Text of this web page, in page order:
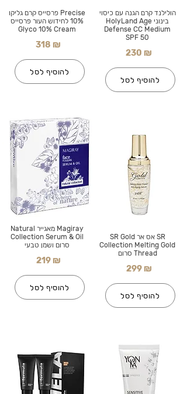
Precise פרסייס קרם גליקו
10% לחידוש העור פרסייס
Glyco 10% Cream
318 ₪
להוסיף לסל
Magiray מאגייר Natural
Collection Serum & Oil
סרום ושמן טבעי
219 ₪
להוסיף לסל
הולילנד קרם הגנה עם כיסוי
בינוני HolyLand Age
Defense CC Medium
SPF 50
230 ₪
להוסיף לסל
SR אס אר SR Gold
Collection Melting Gold
Thread סרום
299 ₪
להוסיף לסל